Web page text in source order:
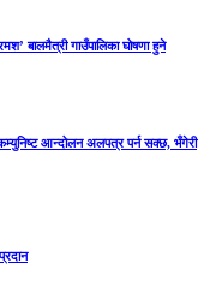
बालमैत्री गाउँपालिका घोषणा हुने
आन्दोलन अलपत्र पर्न सक्छ, भँगेरी